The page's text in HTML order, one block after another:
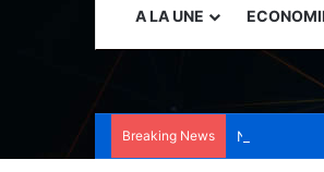
A LA UNE
Breaking News